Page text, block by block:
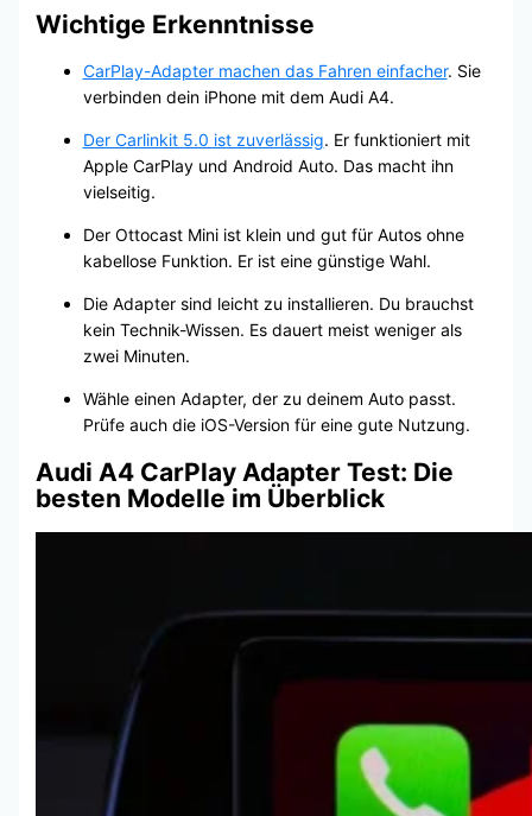
Wichtige Erkenntnisse
CarPlay-Adapter machen das Fahren einfacher. Sie
verbinden dein iPhone mit dem Audi A4.
Der Carlinkit 5.0 ist zuverlässig. Er funktioniert mit
Apple CarPlay und Android Auto. Das macht ihn
vielseitig.
Der Ottocast Mini ist klein und gut für Autos ohne
kabellose Funktion. Er ist eine günstige Wahl.
Die Adapter sind leicht zu installieren. Du brauchst
kein Technik-Wissen. Es dauert meist weniger als
zwei Minuten.
Wähle einen Adapter, der zu deinem Auto passt.
Prüfe auch die iOS-Version für eine gute Nutzung.
Audi A4 CarPlay Adapter Test: Die
besten Modelle im Überblick